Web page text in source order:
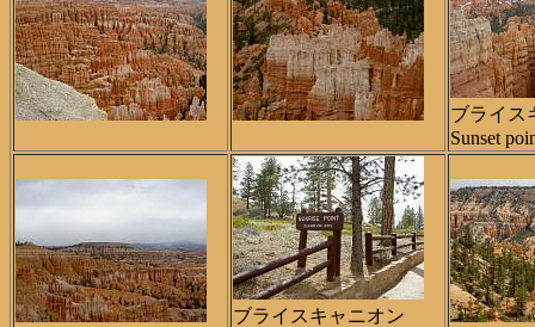
ブライス
Sunset
ブライスキャニオン